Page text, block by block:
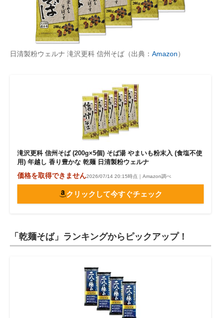
日清製粉ウェルナ 滝沢更科 信州そば（出典： Amazon）
滝沢更科 信州そば (200g×5個) そば湯 やまいも粉末入 (食塩不使
用) 年越し 香り豊かな 乾麺 日清製粉ウェルナ
価格を取得できません2026/07/14 20:15時点｜Amazon調べ
クリックして今すぐチェック
「乾麺そば」ランキングからピックアップ！